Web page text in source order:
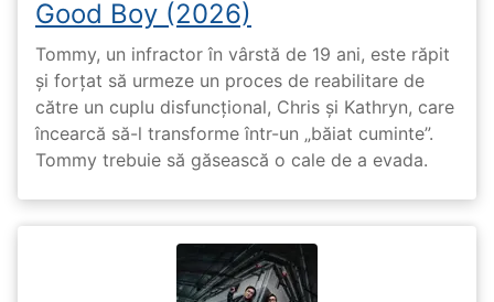
Good Boy (2026)
Tommy, un infractor în vârstă de 19 ani, este răpit
și forțat să urmeze un proces de reabilitare de
către un cuplu disfuncțional, Chris și Kathryn, care
încearcă să-l transforme într-un „băiat cuminte”.
Tommy trebuie să găsească o cale de a evada.